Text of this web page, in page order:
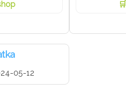
05-12